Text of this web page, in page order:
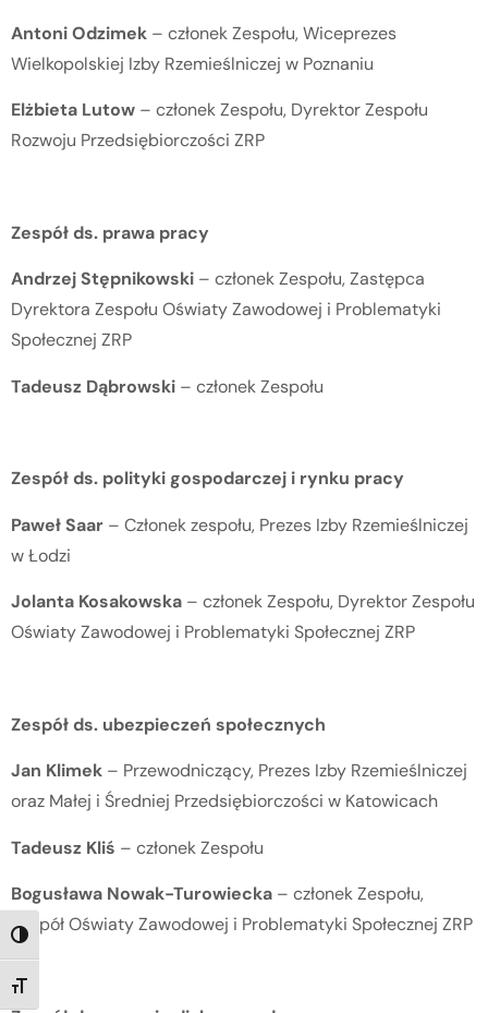
TOGGLE HIGH CONTRAST
TOGGLE FONT SIZE
Antoni Odzimek – członek Zespołu, Wiceprezes
Wielkopolskiej Izby Rzemieślniczej w Poznaniu
Elżbieta Lutow – członek Zespołu, Dyrektor Zespołu
Rozwoju Przedsiębiorczości ZRP
Zespół ds. prawa pracy
Andrzej Stępnikowski – członek Zespołu, Zastępca
Dyrektora Zespołu Oświaty Zawodowej i Problematyki
Społecznej ZRP
Tadeusz Dąbrowski – członek Zespołu
Zespół ds. polityki gospodarczej i rynku pracy
Paweł Saar – Członek zespołu, Prezes Izby Rzemieślniczej
w Łodzi
Jolanta Kosakowska – członek Zespołu, Dyrektor Zespołu
Oświaty Zawodowej i Problematyki Społecznej ZRP
Zespół ds. ubezpieczeń społecznych
Jan Klimek – Przewodniczący, Prezes Izby Rzemieślniczej
oraz Małej i Średniej Przedsiębiorczości w Katowicach
Tadeusz Kliś – członek Zespołu
Bogusława Nowak-Turowiecka – członek Zespołu,
Zespół Oświaty Zawodowej i Problematyki Społecznej ZRP